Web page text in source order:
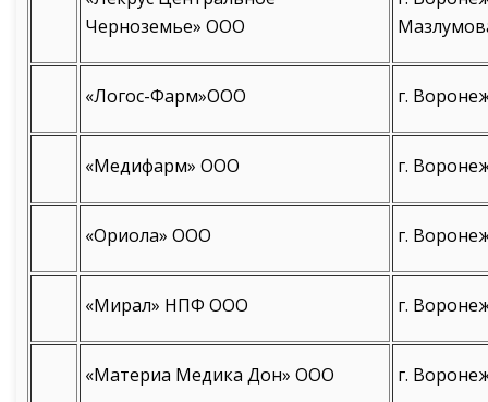
Черноземье» ООО
«Логос-Фарм»ООО г.
«Медифарм» ООО г.
«Ориола» ООО г.
«Мирал» НПФ ООО г.
«Материа Медика Дон» ООО г.